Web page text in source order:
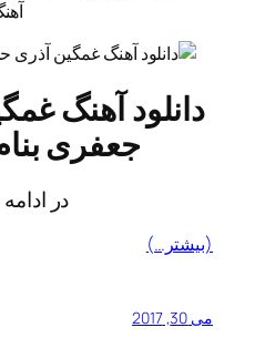
دانلود آهنگ
جعفری بنام
در
(بیشتر…)
می 30, 2017